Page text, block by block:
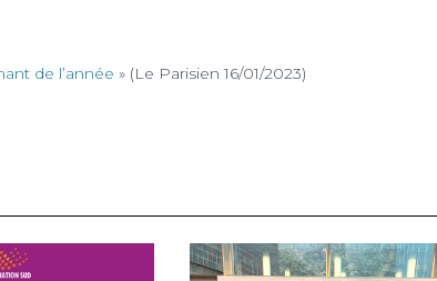
de l’année » (Le Parisien 16/01/2023)